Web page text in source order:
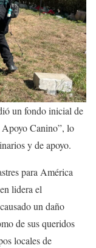
un fondo inicial de
Canino”, lo
y de apoyo.
para América
lidera el
un daño
de sus queridos
locales de